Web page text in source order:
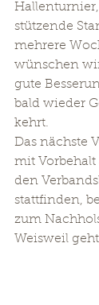
stützende
mehrere
wünschen
gute
bald wieder
kehrt.
Das nächste
mit Vorbehalt
den
stattfinden,
zum
Weisweil